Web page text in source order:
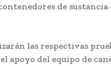
de sustancia
las respectivas
apoyo del equipo de